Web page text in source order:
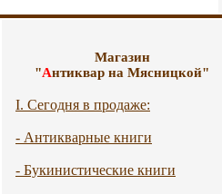
Магазин
"Антиквар на Мясницкой"
I. Сегодня в продаже:
- Антикварные книги
- Букинистические книги